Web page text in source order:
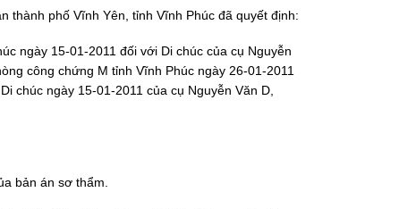
thành phố Vĩnh Yên, tỉnh Vĩnh Phúc đã quyết định:
ngày 15-01-2011 đối với Di chúc của cụ Nguyễn
công chứng M tỉnh Vĩnh Phúc ngày 26-01-2011
chúc ngày 15-01-2011 của cụ Nguyễn Văn D,
bản án sơ thẩm.